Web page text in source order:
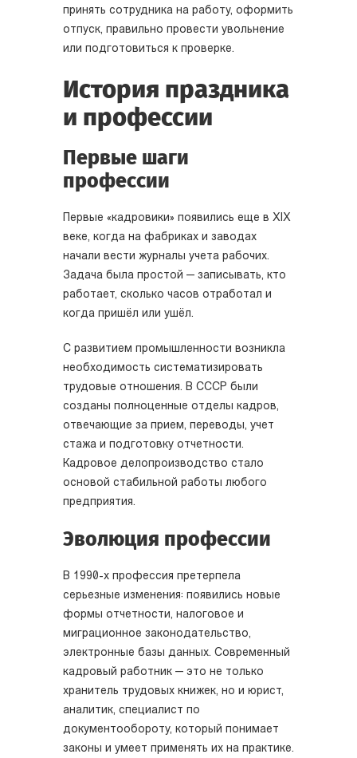
принять сотрудника на работу, оформить
отпуск, правильно провести увольнение
или подготовиться к проверке.
История праздника
и профессии
Первые шаги
профессии
Первые «кадровики» появились еще в XIX
веке, когда на фабриках и заводах
начали вести журналы учета рабочих.
Задача была простой — записывать, кто
работает, сколько часов отработал и
когда пришёл или ушёл.
С развитием промышленности возникла
необходимость систематизировать
трудовые отношения. В СССР были
созданы полноценные отделы кадров,
отвечающие за прием, переводы, учет
стажа и подготовку отчетности.
Кадровое делопроизводство стало
основой стабильной работы любого
предприятия.
Эволюция профессии
В 1990-х профессия претерпела
серьезные изменения: появились новые
формы отчетности, налоговое и
миграционное законодательство,
электронные базы данных. Современный
кадровый работник — это не только
хранитель трудовых книжек, но и юрист,
аналитик, специалист по
документообороту, который понимает
законы и умеет применять их на практике.